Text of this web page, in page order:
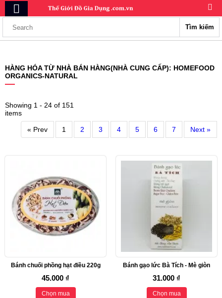
Tìm kiếm
HÀNG HÓA TỪ NHÀ BÁN HÀNG(NHÀ CUNG CẤP): HOMEFOOD
ORGANICS-NATURAL
Showing 1 - 24 of 151
items
« Prev 1 2 3 4 5 6 7 Next »
Bánh chuối phồng hạt điều 220g
45.000 ₫
Chọn mua
Bánh gạo lức Bà Tích - Mè giòn
31.000 ₫
Chọn mua